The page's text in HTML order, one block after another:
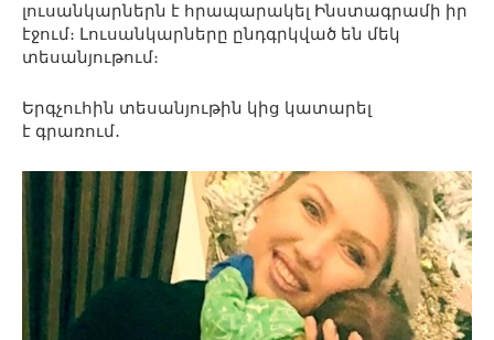
լուսանկարներն է հրապարակել Ինստագրամի իր
էջում։ Լուսանկարները ընդգրկված են մեկ
տեսանյութում։
Երգչուհին տեսանյութին կից կատարել
է գրառում․